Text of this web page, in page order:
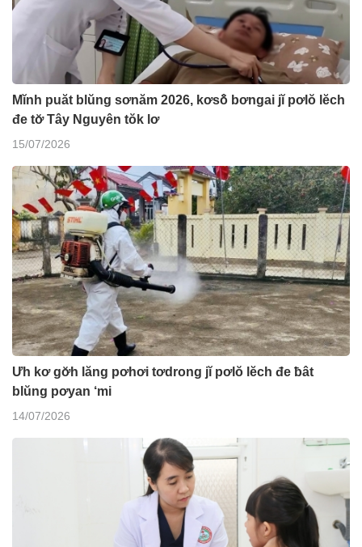
Mĭnh puăt blŭng sơnăm 2026, kơsô̆ bơngai jĭ pơlŏ lĕch
đe tơ̆ Tây Nguyên tŏk lơ
15/07/2026
Ưh kơ gơ̆h lăng pơhơi tơdrong jĭ pơlŏ lĕch đe ƀât
blŭng pơyan ‘mi
14/07/2026